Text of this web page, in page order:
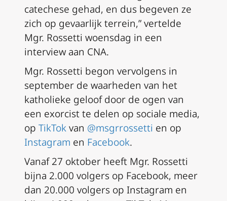
catechese gehad, en dus begeven ze
zich op gevaarlijk terrein,” vertelde
Mgr. Rossetti woensdag in een
interview aan CNA.
Mgr. Rossetti begon vervolgens in
september de waarheden van het
katholieke geloof door de ogen van
een exorcist te delen op sociale media,
op TikTokvan @msgrrossetti en op
Instagram en Facebook.
Vanaf 27 oktober heeft Mgr. Rossetti
bijna 2.000 volgers op Facebook, meer
dan 20.000 volgers op Instagram en